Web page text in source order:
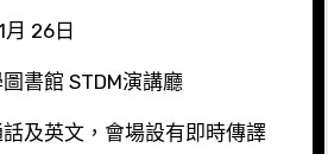
月 26日
書館 STDM演講廳
及英文，會場設有即時傳譯